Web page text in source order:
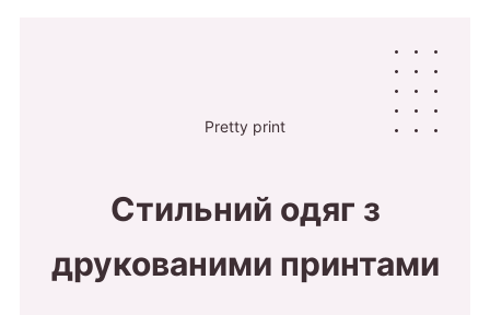
Pretty print
Стильний одяг з
друкованими принтами